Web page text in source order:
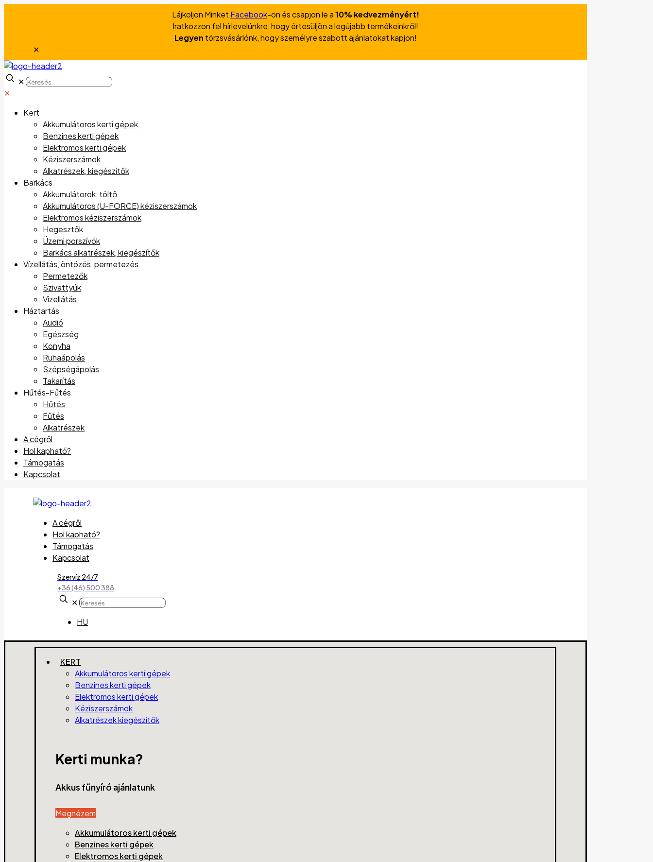
Lájkoljon Minket Facebook-on és csapjon le a10% kedvezményért!
Iratkozzon fel hírlevelünkre, hogy értesüljön a legújabb termékeinkről!
Legyen törzsvásárlónk, hogy személyre szabott ajánlatokat kapjon!
✕
✕
✕
Kert
Akkumulátoros kerti gépek
Benzines kerti gépek
Elektromos kerti gépek
Kéziszerszámok
Alkatrészek, kiegészítők
Barkács
Akkumulátorok, töltő
Akkumulátoros (U-FORCE) kéziszerszámok
Elektromos kéziszerszámok
Hegesztők
Üzemi porszívók
Barkács alkatrészek, kiegészítők
Vízellátás, öntözés, permetezés
Permetezők
Szivattyúk
Vízellátás
Háztartás
Audió
Egészség
Konyha
Ruhaápolás
Szépségápolás
Takarítás
Hűtés-Fűtés
Hűtés
Fűtés
Alkatrészek
A cégről
Hol kapható?
Támogatás
Kapcsolat
A cégről
Hol kapható?
Támogatás
Kapcsolat
Szervíz 24/7
+36 (46) 500 388
✕
HU
KERT
Akkumulátoros kerti gépek
Benzines kerti gépek
Elektromos kerti gépek
Kéziszerszámok
Alkatrészek kiegészítők
Kerti munka?
Akkus fűnyíró ajánlatunk
Megnézem
Akkumulátoros kerti gépek
Benzines kerti gépek
Elektromos kerti gépek